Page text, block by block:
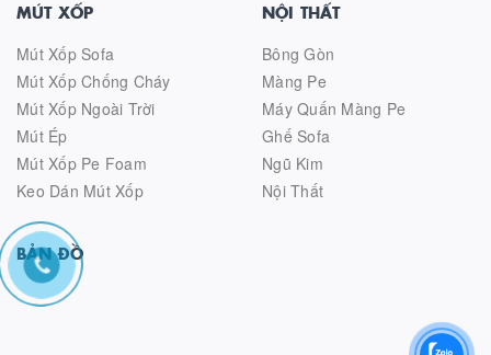
MÚT XỐP
Mút Xốp Sofa
Mút Xốp Chống Cháy
Mút Xốp Ngoài Trời
Mút Ép
Mút Xốp Pe Foam
Keo Dán Mút Xốp
NỘI THẤT
Bông Gòn
Màng Pe
Máy Quấn Màng Pe
Ghế Sofa
Ngũ Kim
Nội Thất
BẢN ĐỒ